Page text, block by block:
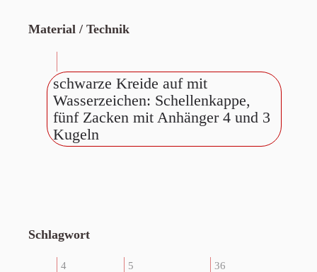
Material / Technik
schwarze Kreide auf mit
Wasserzeichen: Schellenkappe,
fünf Zacken mit Anhänger 4 und 3
Kugeln
Schlagwort
4 5 36